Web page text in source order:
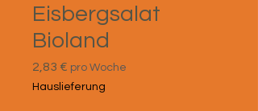
Eisbergsalat
Bioland
2,83 € Preis
pro Woche
Hauslieferung